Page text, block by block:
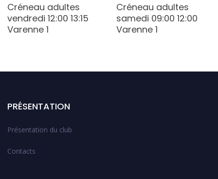
Créneau adultes
vendredi 12:00 13:15
Varenne 1
Créneau adultes
samedi 09:00 12:00
Varenne 1
PRÉSENTATION
Présentation du club
Contacts